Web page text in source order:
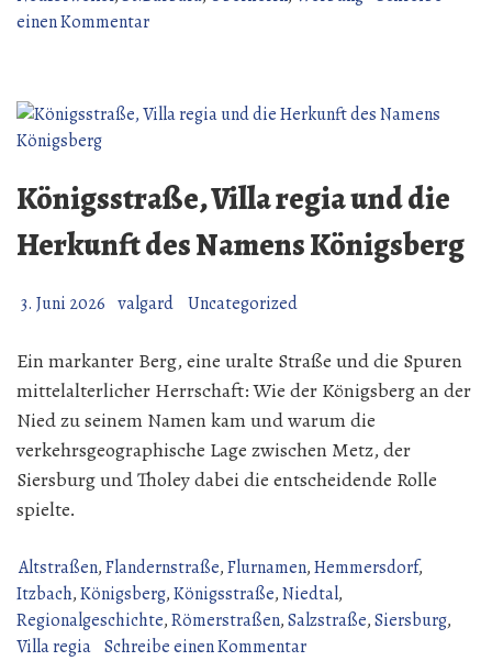
einen Kommentarzu
1991
Aus
Jahre
Feuerwehr
Berus.
Königsstraße, Villa regia und die
Herkunft des Namens Königsberg
3. Juni 2026 valgard Uncategorized
Ein markanter Berg, eine uralte Straße und die Spuren
mittelalterlicher Herrschaft: Wie der Königsberg an der
Nied zu seinem Namen kam und warum die
verkehrsgeographische Lage zwischen Metz, der
Siersburg und Tholey dabei die entscheidende Rolle
spielte.
Altstraßen,Flandernstraße,Flurnamen,Hemmersdorf,
Itzbach,Königsberg,Königsstraße,Niedtal,
Regionalgeschichte,Römerstraßen,Salzstraße,Siersburg,
Villa regia Schreibe einen Kommentarzu